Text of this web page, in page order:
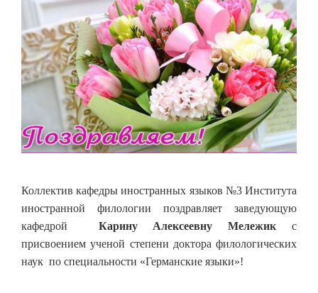
Коллектив кафедры иностранных языков №3 Института
иностранной филологии поздравляет заведующую
кафедрой Карину Алексеевну Мележик с
присвоением ученой степени доктора филологических
наук по специальности «Германские языки»!